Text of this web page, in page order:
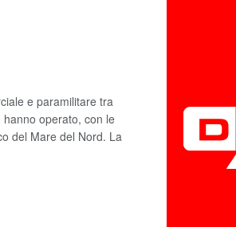
e paramilitare tra
hanno operato, con le
del Mare del Nord. La